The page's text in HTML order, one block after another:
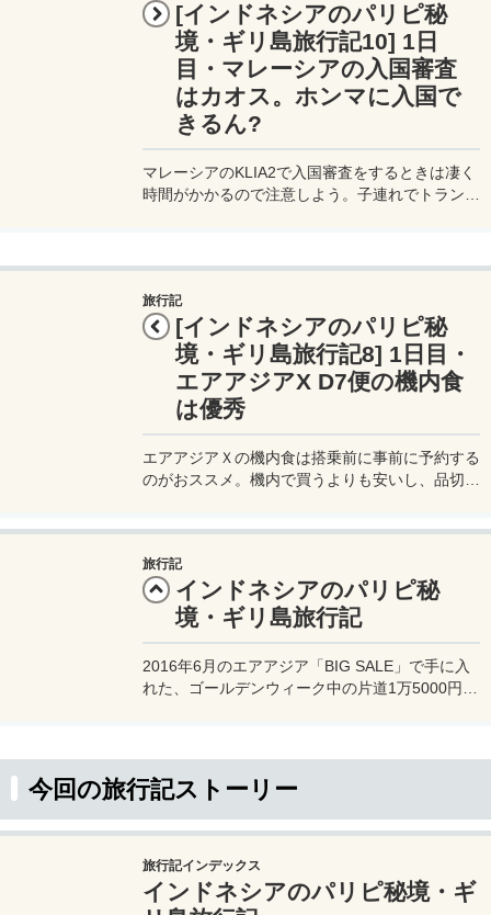
[インドネシアのパリピ秘
境・ギリ島旅行記10] 1日
目・マレーシアの入国審査
はカオス。ホンマに入国で
きるん?
マレーシアのKLIA2で入国審査をするときは凄く
時間がかかるので注意しよう。子連れでトランジ
旅行記
[インドネシアのパリピ秘
境・ギリ島旅行記8] 1日目・
エアアジアX D7便の機内食
は優秀
エアアジアＸの機内食は搭乗前に事前に予約する
のがおススメ。機内で買うよりも安いし、品切れ
旅行記
インドネシアのパリピ秘
境・ギリ島旅行記
2016年6月のエアアジア「BIG SALE」で手に入
れた、ゴールデンウィーク中の片道1万5000円の
今回の旅行記ストーリー
旅行記インデックス
インドネシアのパリピ秘境・ギ